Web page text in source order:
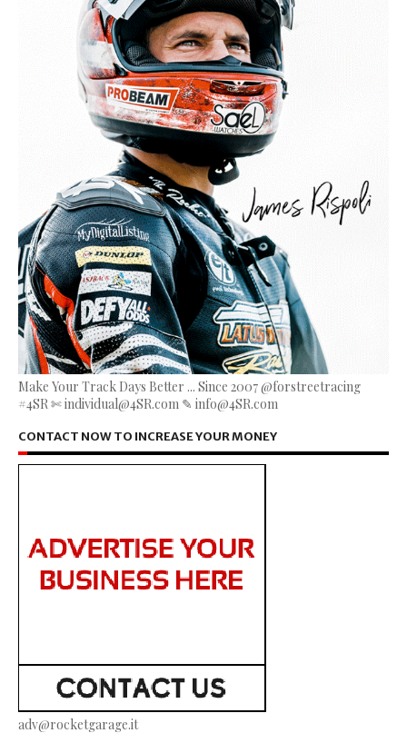
Make Your Track Days Better ... Since 2007 @forstreetracing
#4SR ✄ individual@4SR.com ✎ info@4SR.com
CONTACT NOW TO INCREASE YOUR MONEY
adv@rocketgarage.it